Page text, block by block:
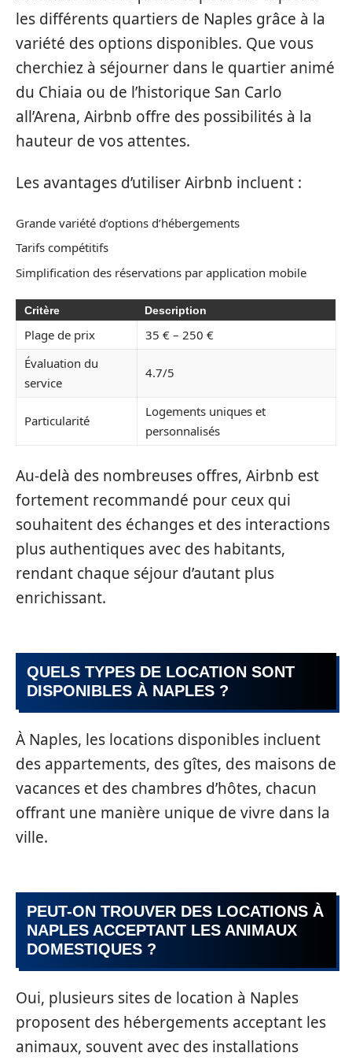
les différents quartiers de Naples grâce à la
variété des options disponibles. Que vous
cherchiez à séjourner dans le quartier animé
du Chiaia ou de l’historique San Carlo
all’Arena, Airbnb offre des possibilités à la
hauteur de vos attentes.
Les avantages d’utiliser Airbnb incluent :
Grande variété d’options d’hébergements
Tarifs compétitifs
Simplification des réservations par application mobile
Critère Description
Plage de prix
35 € – 250 €
Évaluation du
service
4.7/5
Particularité
Logements uniques et
personnalisés
Au-delà des nombreuses offres, Airbnb est
fortement recommandé pour ceux qui
souhaitent des échanges et des interactions
plus authentiques avec des habitants,
rendant chaque séjour d’autant plus
enrichissant.
QUELS TYPES DE LOCATION SONT
DISPONIBLES À NAPLES ?
À Naples, les locations disponibles incluent
des appartements, des gîtes, des maisons de
vacances et des chambres d’hôtes, chacun
offrant une manière unique de vivre dans la
ville.
PEUT-ON TROUVER DES LOCATIONS À
NAPLES ACCEPTANT LES ANIMAUX
DOMESTIQUES ?
Oui, plusieurs sites de location à Naples
proposent des hébergements acceptant les
animaux, souvent avec des installations